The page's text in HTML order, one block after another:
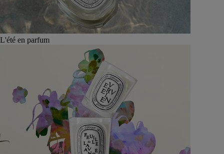
L'été en parfum